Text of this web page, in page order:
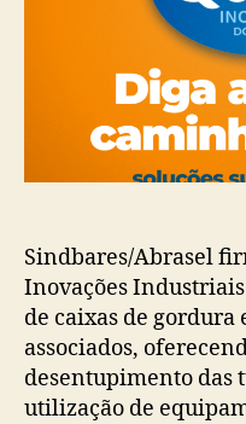
Sindbares/Abrasel
Inovações
de caixas de gordura
associados,
desentupimento das
utilização de